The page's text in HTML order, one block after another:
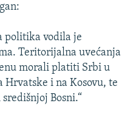
politika vodila je
Teritorijalna uvećanja
morali platiti Srbi u
i na Kosovu, te
Bosni.“